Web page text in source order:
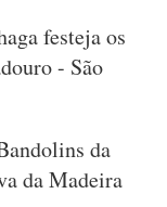
festeja os
- São
da
da Madeira